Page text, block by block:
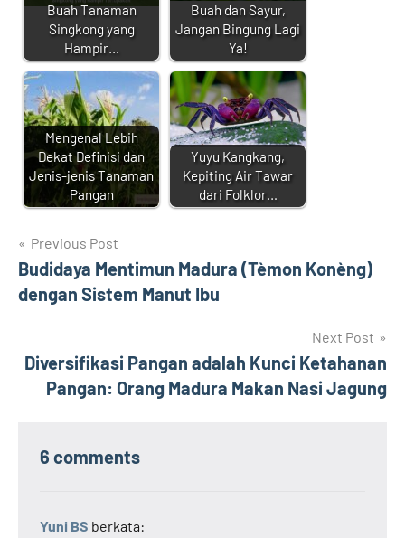
Buah Tanaman
Singkong yang
Hampir…
Buah dan Sayur,
Jangan Bingung Lagi
Ya!
Mengenal Lebih
Dekat Definisi dan
Jenis-jenis Tanaman
Pangan
Yuyu Kangkang,
Kepiting Air Tawar
dari Folklor…
Navigasi
pos
Previous Post
Budidaya Mentimun Madura (Tèmon Konèng)
dengan Sistem Manut Ibu
Next Post
Diversifikasi Pangan adalah Kunci Ketahanan
Pangan: Orang Madura Makan Nasi Jagung
6 comments
Yuni BS berkata: